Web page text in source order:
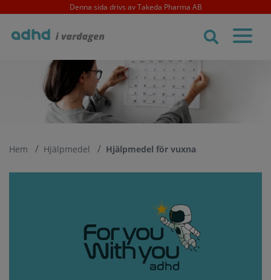
to
main
content
Denna sida drivs av Takeda Pharma AB
Hem Hjälpmedel Hjälpmedel för vuxna